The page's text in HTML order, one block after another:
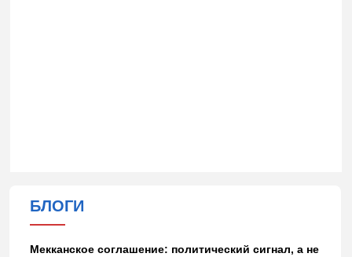
БЛОГИ
Мекканское соглашение: политический сигнал, а не